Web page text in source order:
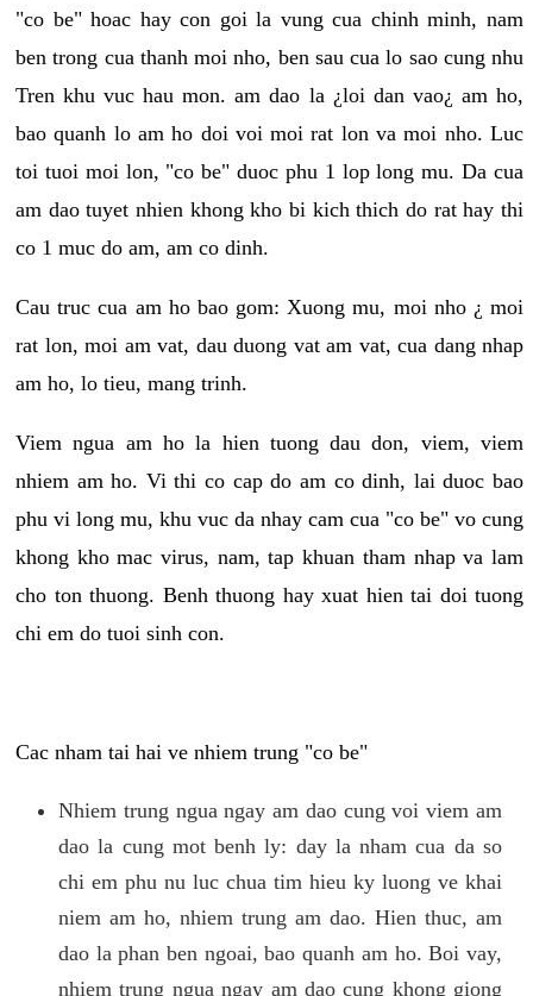
"co be" hoac hay con goi la vung cua chinh minh, nam
ben trong cua thanh moi nho, ben sau cua lo sao cung nhu
Tren khu vuc hau mon. am dao la ¿loi dan vao¿ am ho,
bao quanh lo am ho doi voi moi rat lon va moi nho. Luc
toi tuoi moi lon, "co be" duoc phu 1 lop long mu. Da cua
am dao tuyet nhien khong kho bi kich thich do rat hay thi
co 1 muc do am, am co dinh.
Cau truc cua am ho bao gom: Xuong mu, moi nho ¿ moi
rat lon, moi am vat, dau duong vat am vat, cua dang nhap
am ho, lo tieu, mang trinh.
Viem ngua am ho la hien tuong dau don, viem, viem
nhiem am ho. Vi thi co cap do am co dinh, lai duoc bao
phu vi long mu, khu vuc da nhay cam cua "co be" vo cung
khong kho mac virus, nam, tap khuan tham nhap va lam
cho ton thuong. Benh thuong hay xuat hien tai doi tuong
chi em do tuoi sinh con.
Cac nham tai hai ve nhiem trung "co be"
Nhiem trung ngua ngay am dao cung voi viem am
dao la cung mot benh ly: day la nham cua da so
chi em phu nu luc chua tim hieu ky luong ve khai
niem am ho, nhiem trung am dao. Hien thuc, am
dao la phan ben ngoai, bao quanh am ho. Boi vay,
nhiem trung ngua ngay am dao cung khong giong